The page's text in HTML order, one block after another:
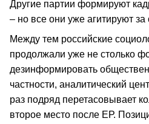
Другие партии формируют
– но все они уже агитируют
Между тем российские
продолжали уже не столько
дезинформировать
частности, аналитический
раз подряд перетасовывает
второе место после ЕР.